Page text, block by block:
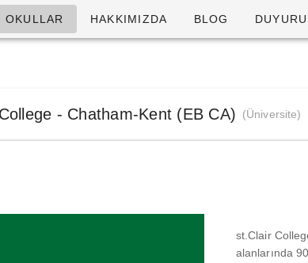
OKULLAR HAKKIMIZDA BLOG
- Chatham-Kent (EB CA) (Üniversite)
st.Clair
alanlarında